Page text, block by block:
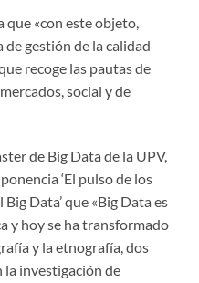
«con este objeto,
gestión de la calidad
recoge las pautas de
social y de
de Big Data de la UPV,
‘El pulso de los
Data’ que «Big Data es
y hoy se ha transformado
y la etnografía, dos
investigación de